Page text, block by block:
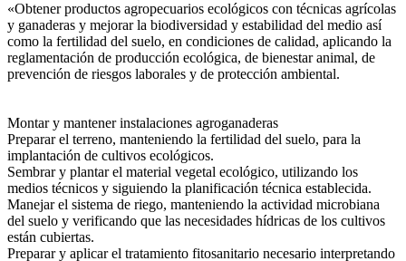
«Obtener productos agropecuarios ecológicos con técnicas agrícolas
y ganaderas y mejorar la biodiversidad y estabilidad del medio así
como la fertilidad del suelo, en condiciones de calidad, aplicando la
reglamentación de producción ecológica, de bienestar animal, de
prevención de riesgos laborales y de protección ambiental.
Montar y mantener instalaciones agroganaderas
Preparar el terreno, manteniendo la fertilidad del suelo, para la
implantación de cultivos ecológicos.
Sembrar y plantar el material vegetal ecológico, utilizando los
medios técnicos y siguiendo la planificación técnica establecida.
Manejar el sistema de riego, manteniendo la actividad microbiana
del suelo y verificando que las necesidades hídricas de los cultivos
están cubiertas.
Preparar y aplicar el tratamiento fitosanitario necesario interpretando